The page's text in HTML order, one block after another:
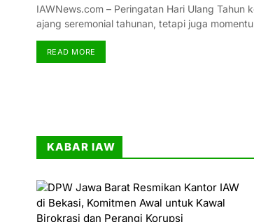
IAWNews.com – Peringatan Hari Ulang
ajang seremonial tahunan, tetapi juga
READ MORE
KABAR IAW